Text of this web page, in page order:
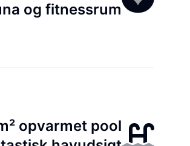
og fitnessrum
opvarmet pool